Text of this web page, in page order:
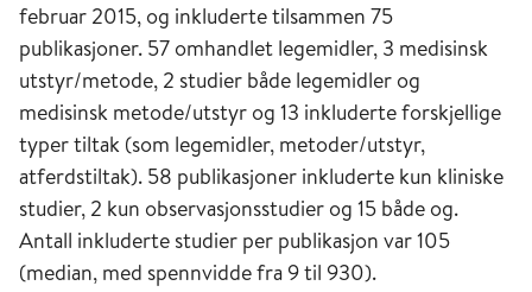
februar 2015, og inkluderte tilsammen 75
publikasjoner. 57 omhandlet legemidler, 3 medisinsk
utstyr/metode, 2 studier både legemidler og
medisinsk metode/utstyr og 13 inkluderte forskjellige
typer tiltak (som legemidler, metoder/utstyr,
atferdstiltak). 58 publikasjoner inkluderte kun kliniske
studier, 2 kun observasjonsstudier og 15 både og.
Antall inkluderte studier per publikasjon var 105
(median, med spennvidde fra 9 til 930).